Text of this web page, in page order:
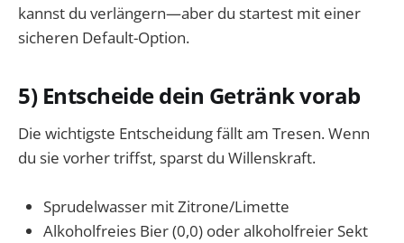
kannst du verlängern—aber du startest mit einer
sicheren Default-Option.
5) Entscheide dein Getränk vorab
Die wichtigste Entscheidung fällt am Tresen. Wenn
du sie vorher triffst, sparst du Willenskraft.
Sprudelwasser mit Zitrone/Limette
Alkoholfreies Bier (0,0) oder alkoholfreier Sekt